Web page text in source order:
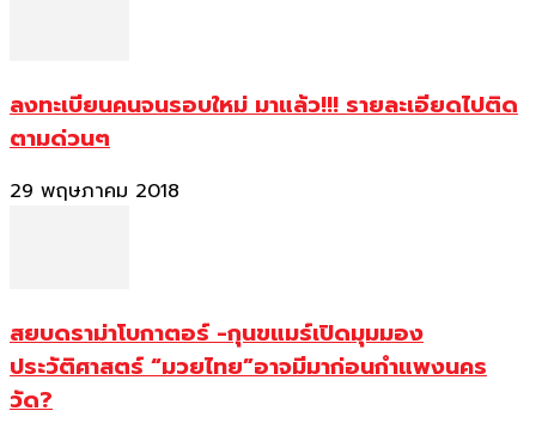
ลงทะเบียนคนจนรอบใหม่ มาแล้ว!!! รายละเอียดไปติด
ตามด่วนๆ
29 พฤษภาคม 2018
สยบดราม่าโบกาตอร์ -กุนขแมร์เปิดมุมมอง
ประวัติศาสตร์ “มวยไทย”อาจมีมาก่อนกำแพงนคร
วัด?